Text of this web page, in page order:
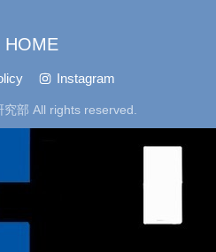
HOME
Instagram
部 All rights reserved.